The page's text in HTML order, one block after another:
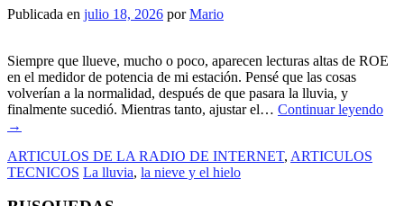
Publicada en julio 18, 2026 porMario
Siempre que llueve, mucho o poco, aparecen lecturas altas de ROE
en el medidor de potencia de mi estación. Pensé que las cosas
volverían a la normalidad, después de que pasara la lluvia, y
finalmente sucedió. Mientras tanto, ajustar el… Continuar leyendo
→
ARTICULOS DE LA RADIO DE INTERNET, ARTICULOS
TECNICOS La lluvia, la nieve y el hielo